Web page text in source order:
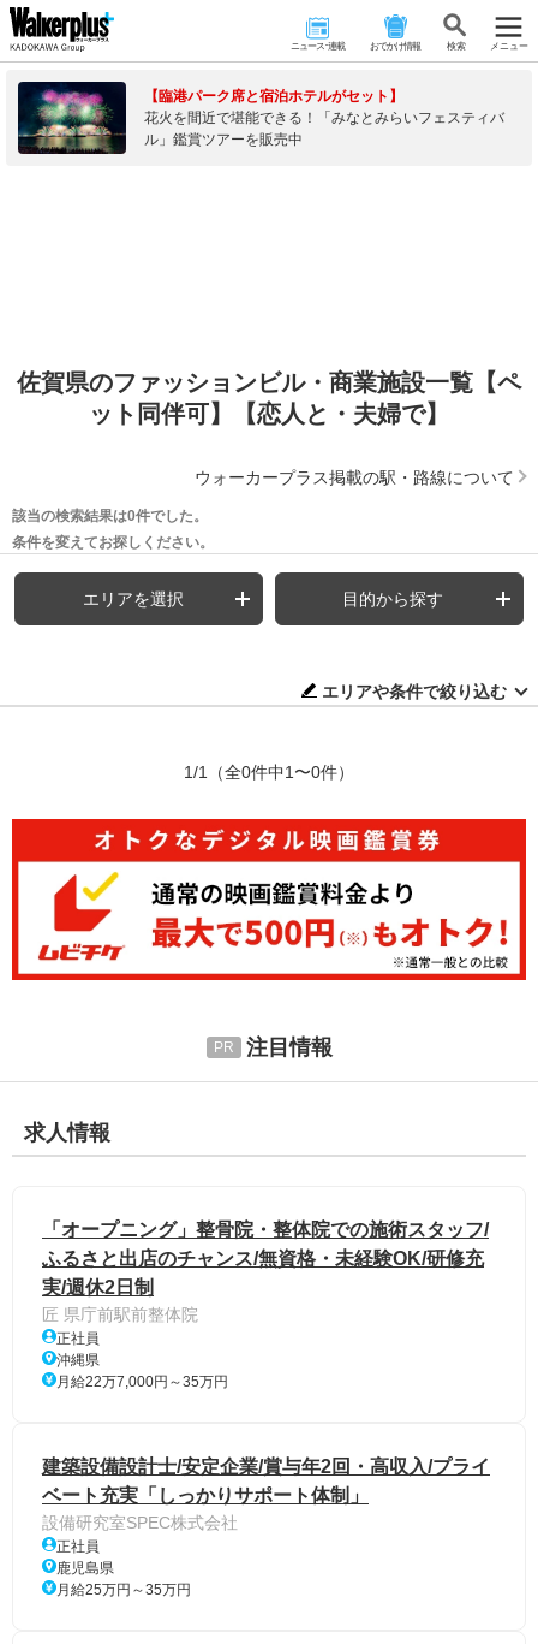
ニュース･連載 おでかけ情報 検 索 メニュー
【臨港パーク席と宿泊ホテルがセット】
花火を間近で堪能できる！「みなとみらいフェスティバ
ル」鑑賞ツアーを販売中
佐賀県のファッションビル・商業施設一覧【ペ
ット同伴可】【恋人と・夫婦で】
ウォーカープラス掲載の駅・路線について
該当の検索結果は0件でした。
条件を変えてお探しください。
エリアを選択 目的から探す
エリアや条件で絞り込む
1/1 （全0件中1〜0件）
注目情報
求人情報
「オープニング」整骨院・整体院での施術スタッフ/
ふるさと出店のチャンス/無資格・未経験OK/研修充
実/週休2日制
匠 県庁前駅前整体院
正社員
沖縄県
月給22万7,000円～35万円
建築設備設計士/安定企業/賞与年2回・高収入/プライ
ベート充実「しっかりサポート体制」
設備研究室SPEC株式会社
正社員
鹿児島県
月給25万円～35万円